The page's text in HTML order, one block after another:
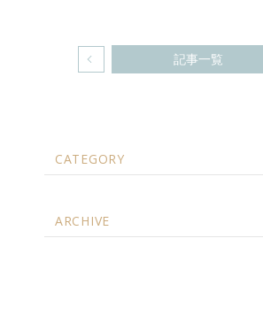
記事一覧
CATEGORY
ARCHIVE